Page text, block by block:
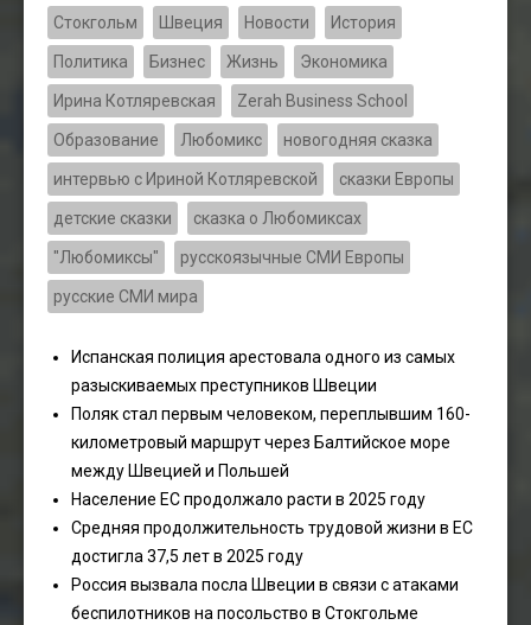
Стокгольм Швеция Новости История
Политика Бизнес Жизнь Экономика
Ирина Котляревская Zerah Business School
Образование Любомикс новогодняя сказка
интервью с Ириной Котляревской сказки Европы
детские сказки сказка о Любомиксах
"Любомиксы" русскоязычные СМИ Европы
русские СМИ мира
Испанская полиция арестовала одного из самых
разыскиваемых преступников Швеции
Поляк стал первым человеком, переплывшим 160-
километровый маршрут через Балтийское море
между Швецией и Польшей
Население ЕС продолжало расти в 2025 году
Средняя продолжительность трудовой жизни в ЕС
достигла 37,5 лет в 2025 году
Россия вызвала посла Швеции в связи с атаками
беспилотников на посольство в Стокгольме